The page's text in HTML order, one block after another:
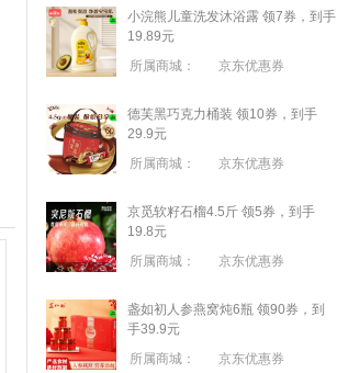
小浣熊儿童洗发沐浴露 领7券，到手
19.89元
所属商城：
京东优惠券
德芙黑巧克力桶装 领10券，到手
29.9元
所属商城：
京东优惠券
京觅软籽石榴4.5斤 领5券，到手
19.8元
所属商城：
京东优惠券
盏如初人参燕窝炖6瓶 领90券，到
手39.9元
所属商城：
京东优惠券